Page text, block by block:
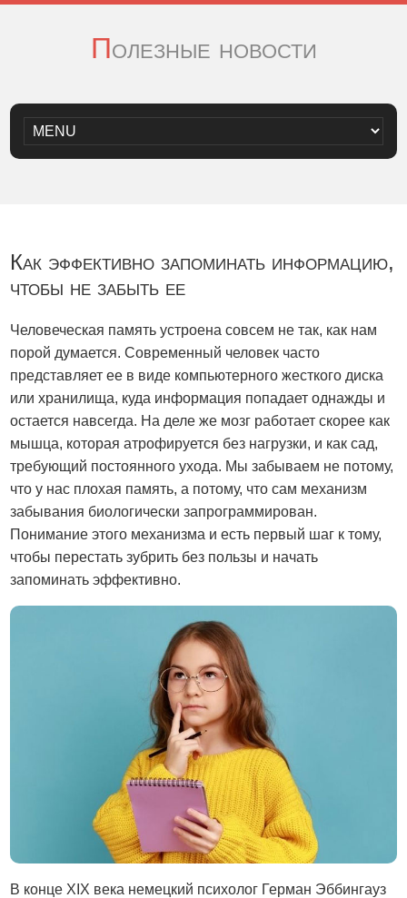
Полезные новости
Как эффективно запоминать информацию,
чтобы не забыть ее
Человеческая память устроена совсем не так, как нам
порой думается. Современный человек часто
представляет ее в виде компьютерного жесткого диска
или хранилища, куда информация попадает однажды и
остается навсегда. На деле же мозг работает скорее как
мышца, которая атрофируется без нагрузки, и как сад,
требующий постоянного ухода. Мы забываем не потому,
что у нас плохая память, а потому, что сам механизм
забывания биологически запрограммирован.
Понимание этого механизма и есть первый шаг к тому,
чтобы перестать зубрить без пользы и начать
запоминать эффективно.
В конце XIX века немецкий психолог Герман Эббингауз